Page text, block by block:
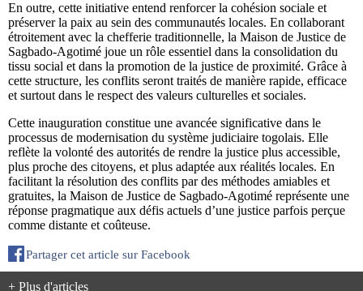
En outre, cette initiative entend renforcer la cohésion sociale et
préserver la paix au sein des communautés locales. En collaborant
étroitement avec la chefferie traditionnelle, la Maison de Justice de
Sagbado-Agotimé joue un rôle essentiel dans la consolidation du
tissu social et dans la promotion de la justice de proximité. Grâce à
cette structure, les conflits seront traités de manière rapide, efficace
et surtout dans le respect des valeurs culturelles et sociales.
Cette inauguration constitue une avancée significative dans le
processus de modernisation du système judiciaire togolais. Elle
reflète la volonté des autorités de rendre la justice plus accessible,
plus proche des citoyens, et plus adaptée aux réalités locales. En
facilitant la résolution des conflits par des méthodes amiables et
gratuites, la Maison de Justice de Sagbado-Agotimé représente une
réponse pragmatique aux défis actuels d’une justice parfois perçue
comme distante et coûteuse.
Partager cet article sur Facebook
+ Plus d'articles